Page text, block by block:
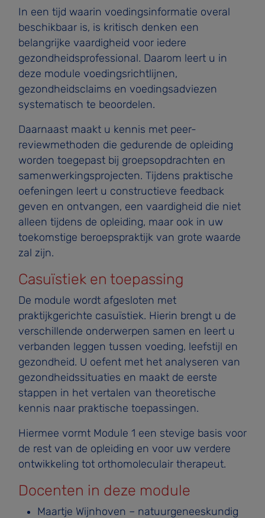
In een tijd waarin voedingsinformatie overal
beschikbaar is, is kritisch denken een
belangrijke vaardigheid voor iedere
gezondheidsprofessional. Daarom leert u in
deze module voedingsrichtlijnen,
gezondheidsclaims en voedingsadviezen
systematisch te beoordelen.
Daarnaast maakt u kennis met peer-
reviewmethoden die gedurende de opleiding
worden toegepast bij groepsopdrachten en
samenwerkingsprojecten. Tijdens praktische
oefeningen leert u constructieve feedback
geven en ontvangen, een vaardigheid die niet
alleen tijdens de opleiding, maar ook in uw
toekomstige beroepspraktijk van grote waarde
zal zijn.
Casuïstiek en toepassing
De module wordt afgesloten met
praktijkgerichte casuïstiek. Hierin brengt u de
verschillende onderwerpen samen en leert u
verbanden leggen tussen voeding, leefstijl en
gezondheid. U oefent met het analyseren van
gezondheidssituaties en maakt de eerste
stappen in het vertalen van theoretische
kennis naar praktische toepassingen.
Hiermee vormt Module 1 een stevige basis voor
de rest van de opleiding en voor uw verdere
ontwikkeling tot orthomoleculair therapeut.
Docenten in deze module
Maartje Wijnhoven – natuurgeneeskundig